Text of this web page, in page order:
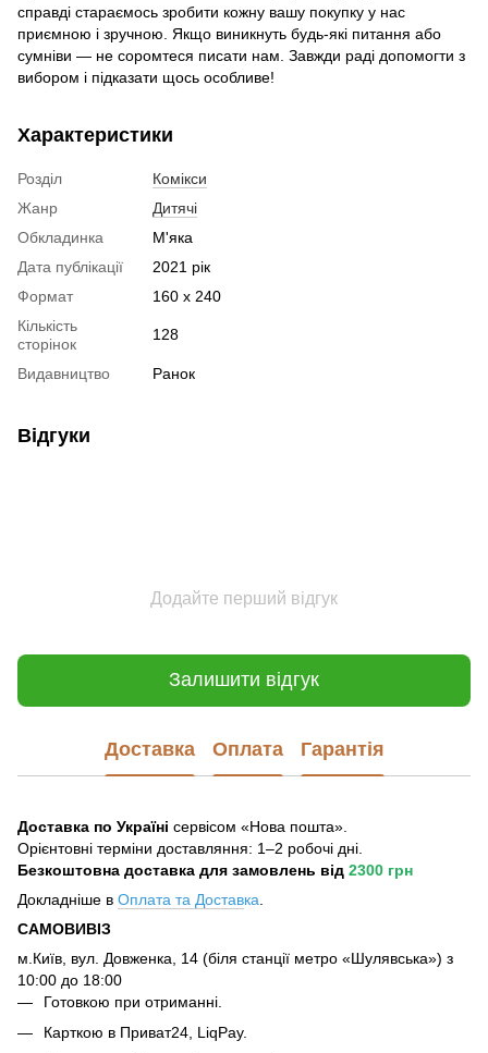
справді стараємось зробити кожну вашу покупку у нас
приємною і зручною. Якщо виникнуть будь-які питання або
сумніви — не соромтеся писати нам. Завжди раді допомогти з
вибором і підказати щось особливе!
Характеристики
Розділ
Комікси
Жанр
Дитячі
Обкладинка
М'яка
Дата публікації
2021 рік
Формат
160 х 240
Кількість
сторінок
128
Видавництво Ранок
Відгуки
Додайте перший відгук
Залишити відгук
Доставка Оплата Гарантія
Доставка по Україні сервісом «Нова пошта».
Орієнтовні терміни доставляння: 1–2 робочі дні.
Безкоштовна доставка для замовлень від 2300 грн
Докладніше в Оплата та Доставка
САМОВИВІЗ
м.Київ, вул. Довженка, 14 (біля станції метро «Шулявська») з
10:00 до 18:00
Готовкою при отриманні.
Карткою в Приват24, LiqPay.